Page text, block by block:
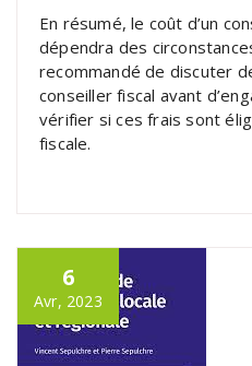
En résumé, le coût d’un
dépendra des
recommandé de discuter
conseiller fiscal avant
vérifier si ces frais sont
fiscale.
6
Avr, 2023